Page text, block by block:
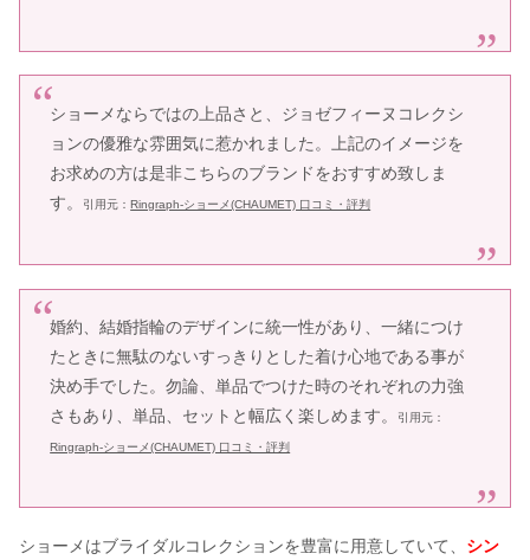
ショーメならではの上品さと、ジョゼフィーヌコレクシ
ョンの優雅な雰囲気に惹かれました。上記のイメージを
お求めの方は是非こちらのブランドをおすすめ致しま
す。
引用元：Ringraph-ショーメ(CHAUMET) 口コミ・評判
婚約、結婚指輪のデザインに統一性があり、一緒につけ
たときに無駄のないすっきりとした着け心地である事が
決め手でした。勿論、単品でつけた時のそれぞれの力強
さもあり、単品、セットと幅広く楽しめます。
引用元：
Ringraph-ショーメ(CHAUMET) 口コミ・評判
ショーメはブライダルコレクションを豊富に用意していて、 シン